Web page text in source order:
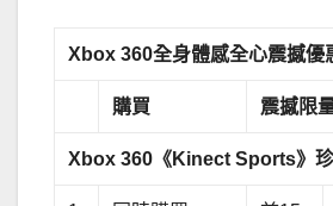
Xbox 360全身體感全心震撼優
購買 震撼限
Xbox 360 《Kinect Sports》